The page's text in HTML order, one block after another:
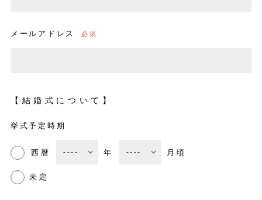
メールアドレス
【結婚式について】
挙式予定時期
西暦 年 月頃
未定